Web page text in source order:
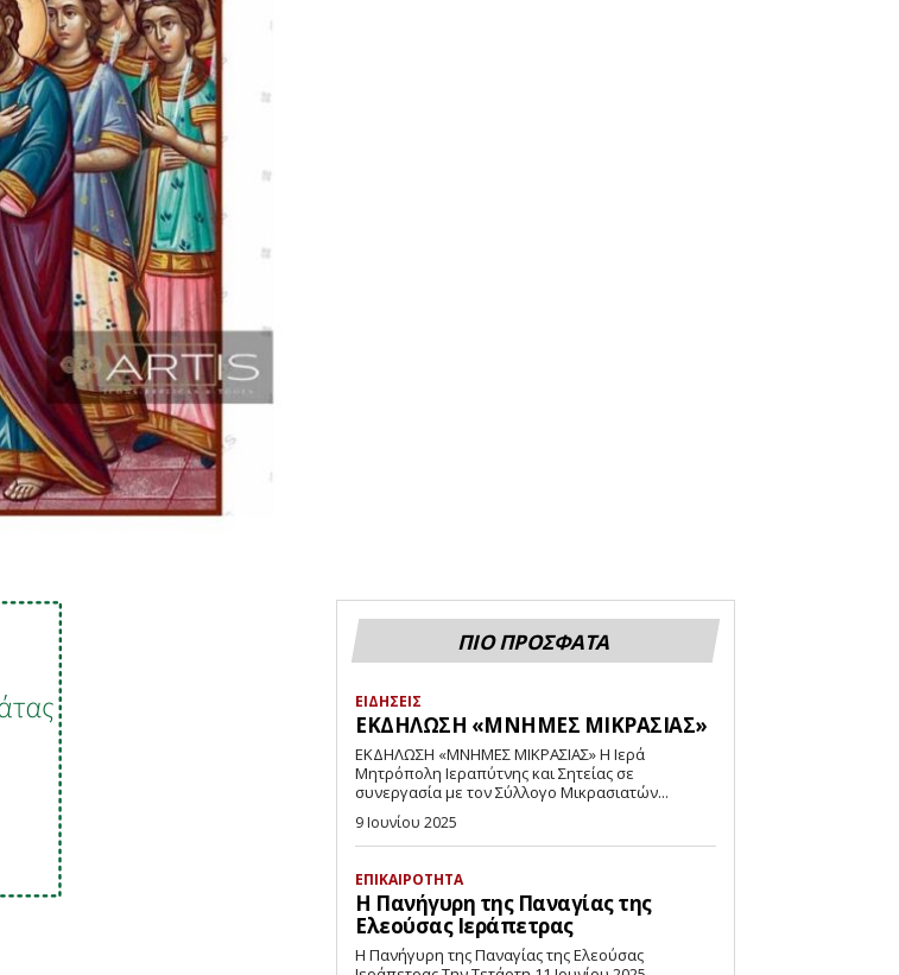
ΠΙΟ ΠΡΟΣΦΑΤΑ
ΕΙΔΗΣΕΙΣ
ΕΚΔΗΛΩΣΗ «ΜΝΗΜΕΣ ΜΙΚΡΑΣΙΑΣ»
ΕΚΔΗΛΩΣΗ «ΜΝΗΜΕΣ ΜΙΚΡΑΣΙΑΣ» Η Ιερά
Μητρόπολη Ιεραπύτνης και Σητείας σε
συνεργασία με τον Σύλλογο Μικρασιατών...
9 Ιουνίου 2025
ΕΠΙΚΑΙΡΟΤΗΤΑ
Η Πανήγυρη της Παναγίας της
Ελεούσας Ιεράπετρας
Η Πανήγυρη της Παναγίας της Ελεούσας